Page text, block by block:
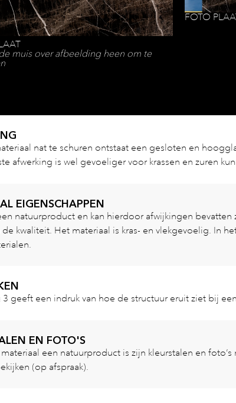
muis over afbeelding heen om te
FOTO
nat te schuren ontstaat een gesloten en
afwerking is wel gevoeliger voor krassen en zuren
EIGENSCHAPPEN
natuurproduct en kan hierdoor afwijkingen
kwaliteit. Het materiaal is kras- en vlekgevoelig. In
geeft een indruk van hoe de structuur eruit ziet bij
EN FOTO'S
een natuurproduct is zijn kleurstalen en
(op afspraak).